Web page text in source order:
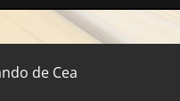
de Cea